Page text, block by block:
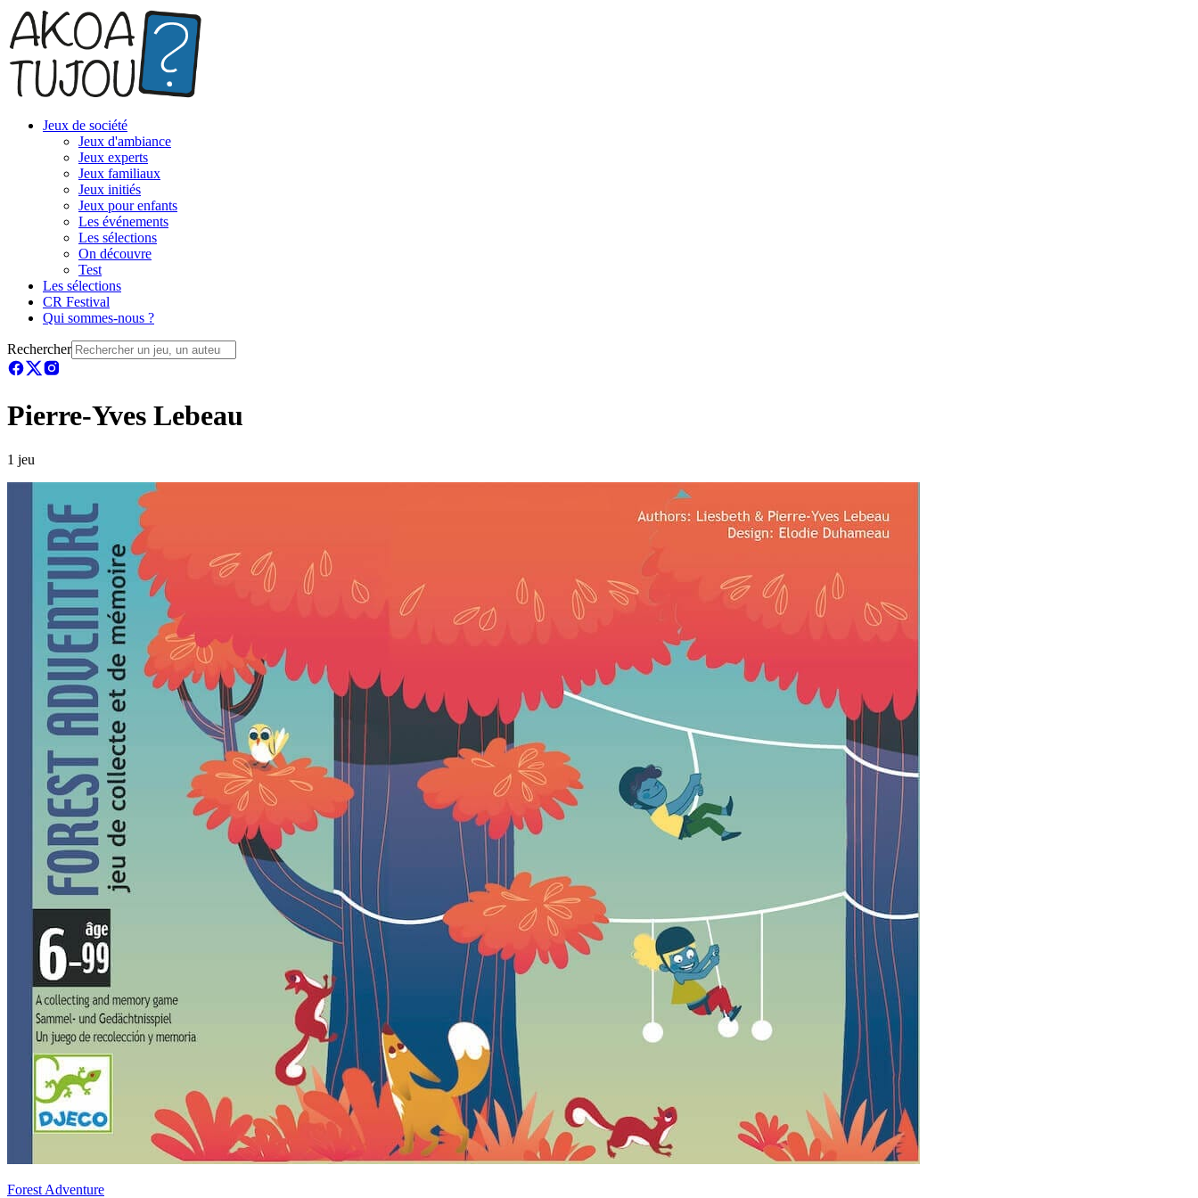
Jeux de société
Jeux d'ambiance
Jeux experts
Jeux familiaux
Jeux initiés
Jeux pour enfants
Les événements
Les sélections
On découvre
Test
Les sélections
CR Festival
Qui sommes-nous ?
Rechercher
Pierre-Yves Lebeau
1 jeu
Forest Adventure